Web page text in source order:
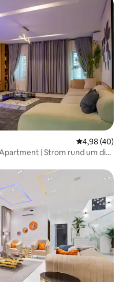
4,98 (40)
| Strom rund um die